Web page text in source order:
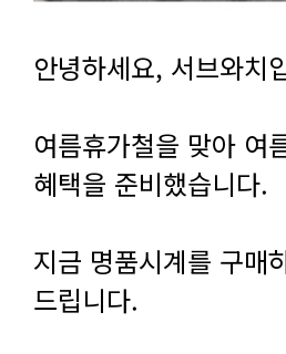
안녕하세요, 서브와치
혜택을 준비했습니다.
드립니다.